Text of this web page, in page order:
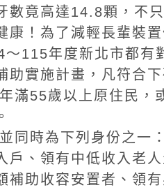
數竟高達14.8顆，不
康！為了減輕長輩裝
～115年度新北市都有
助實施計畫，凡符合
滿55歲以上原住民，
同時為下列身份之一
戶、領有中低收入老
補助收容安置者、領